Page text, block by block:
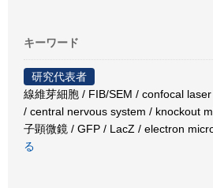
キーワード
研究代表者
線維芽細胞 / FIB/SEM / confocal
/ central nervous system / knockout
子顕微鏡 / GFP / LacZ / electron
る